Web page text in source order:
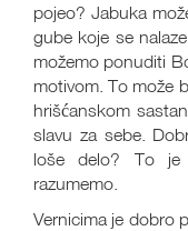
pojeo? Jabuka
gube koje se
možemo ponuditi
motivom. To može
hrišćanskom
slavu za sebe.
loše delo? To
razumemo.
Vernicima je dobro